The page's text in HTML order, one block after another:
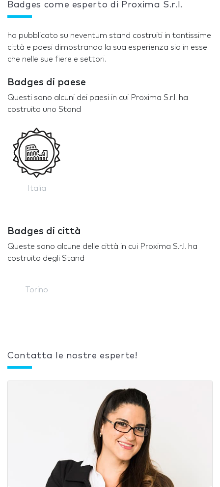
Badges come esperto di Proxima S.r.l.
ha pubblicato su neventum stand costruiti in tantissime
città e paesi dimostrando la sua esperienza sia in esse
che nelle sue fiere e settori.
Badges di paese
Questi sono alcuni dei paesi in cui Proxima S.r.l. ha
costruito uno Stand
Italia
Badges di città
Queste sono alcune delle città in cui Proxima S.r.l. ha
costruito degli Stand
Torino
Contatta le nostre esperte!